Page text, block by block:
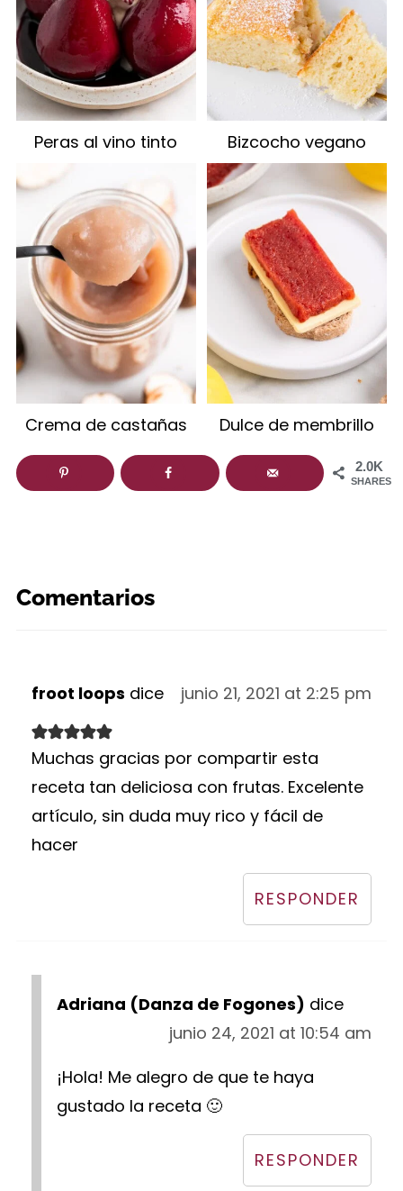
Peras al vino tinto Bizcocho vegano
Crema de castañas Dulce de membrillo
2.0K
SHARES
Comentarios
froot loops dice junio 21, 2021 at 2:25 pm
Muchas gracias por compartir esta
receta tan deliciosa con frutas. Excelente
artículo, sin duda muy rico y fácil de
hacer
RESPONDER
Adriana (Danza de Fogones) dice
junio 24, 2021 at 10:54 am
¡Hola! Me alegro de que te haya
gustado la receta 🙂
RESPONDER